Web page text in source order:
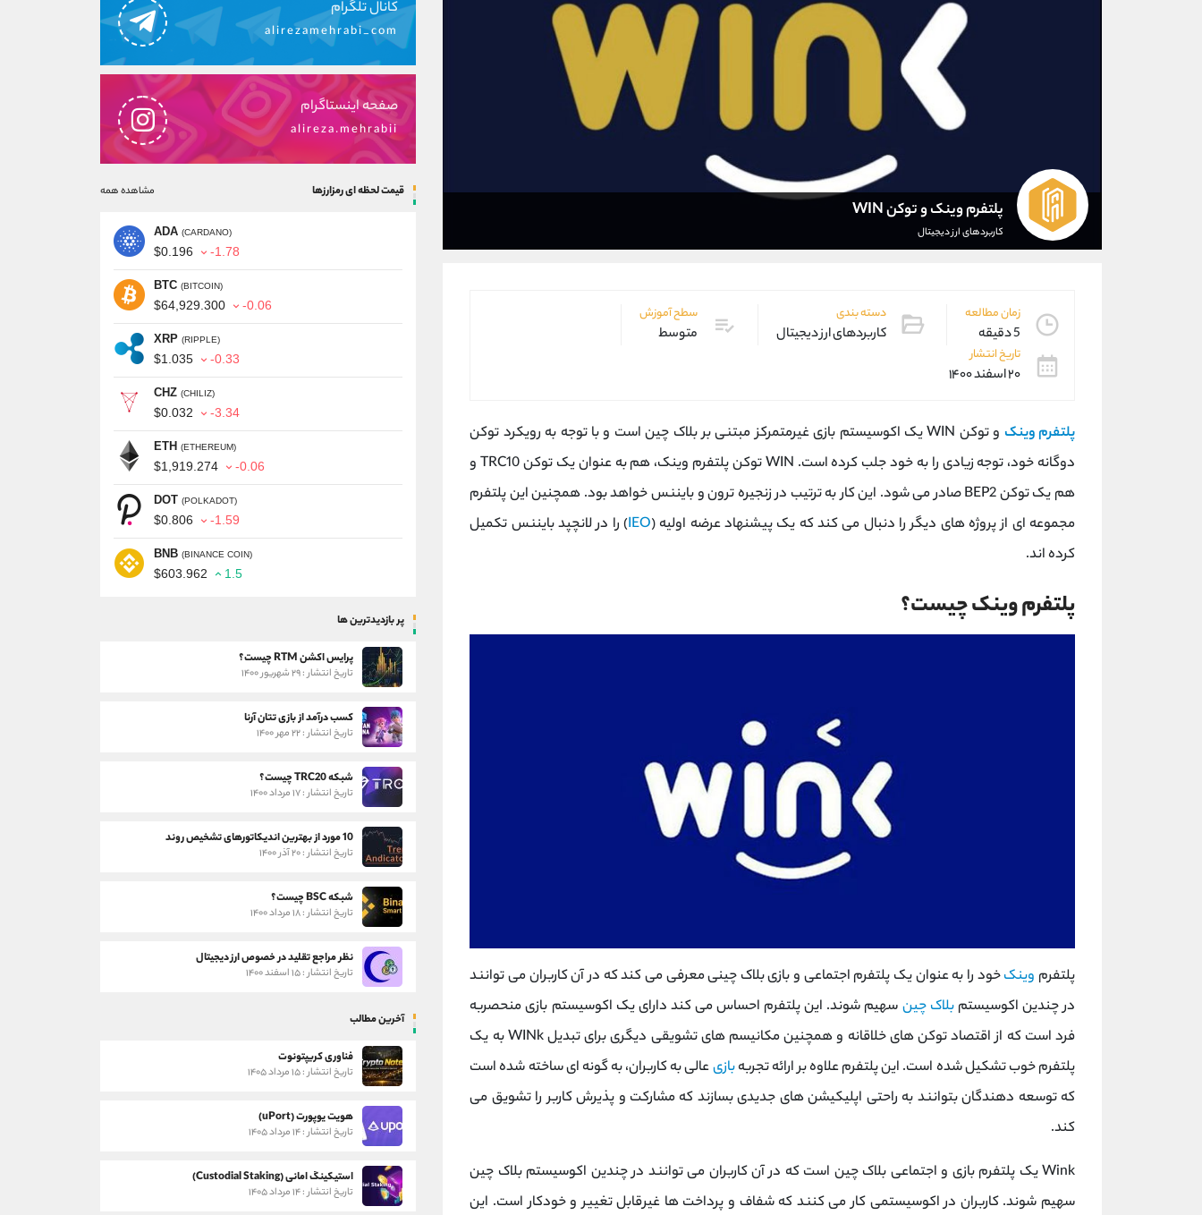
پلتفرم وینک و توکن WIN
کاربردهای ارز دیجیتال
زمان مطالعه
5 دقیقه
دسته بندی
کاربردهای ارز دیجیتال
سطح آموزش
متوسط
تاریخ انتشار
۲۰ اسفند ۱۴۰۰
پلتفرم وینک
و توکن WIN یک اکوسیستم بازی غیرمتمرکز مبتنی بر بلاک چین است و با توجه به رویکرد توکن
دوگانه خود، توجه زیادی را به خود جلب کرده است. WIN توکن پلتفرم وینک، هم به عنوان یک توکن TRC10 و
هم یک توکن BEP2 صادر می شود. این کار به ترتیب در زنجیره ترون و بایننس خواهد بود. همچنین این پلتفرم
مجموعه ‌ای از پروژه ‌های دیگر را دنبال می ‌کند که یک پیشنهاد عرضه اولیه (IEO) را در لانچپد بایننس تکمیل
کرده‌ اند.
پلتفرم وینک چیست؟
پلتفرم وینکخود را به‌ عنوان یک پلتفرم اجتماعی و بازی بلاک‌ چینی معرفی می ‌کند که در آن کاربران می ‌توانند
در چندین اکوسیستمبلاک چین سهیم شوند. این پلتفرم احساس می ‌کند دارای یک اکوسیستم بازی منحصربه
‌فرد است که از اقتصاد توکن ‌های خلاقانه و همچنین مکانیسم‌ های تشویقی دیگری برای تبدیل WINk به یک
پلتفرم خوب تشکیل شده است. این پلتفرم علاوه بر ارائه تجربهبازیعالی به کاربران، به گونه ای ساخته شده است
که توسعه دهندگان بتوانند به راحتی اپلیکیشن های جدیدی بسازند که مشارکت و پذیرش کاربر را تشویق می
کند.
Wink یک پلتفرم بازی و اجتماعی بلاک چین است که در آن کاربران می توانند در چندین اکوسیستم بلاک چین
سهیم شوند. کاربران در اکوسیستمی کار می کنند که شفاف و پرداخت ‌ها غیرقابل تغییر و خودکار است. این
کانال تلگرام
alirezamehrabi_com
صفحه اینستاگرام
alireza.mehrabii
قیمت لحظه ای رمزارزها مشاهده همه
ADA (CARDANO)
$0.196 -1.78
BTC (BITCOIN)
$64,929.300 -0.06
XRP (RIPPLE)
$1.035 -0.33
CHZ (CHILIZ)
$0.032 -3.34
ETH (ETHEREUM)
$1,919.274 -0.06
DOT (POLKADOT)
$0.806 -1.59
BNB (BINANCE COIN)
$603.962 1.5
پر بازدیدترین ها
پرایس اکشن RTM چیست؟
تاریخ انتشار : ۲۹ شهریور ۱۴۰۰
کسب درآمد از بازی تتان آرنا
تاریخ انتشار : ۲۲ مهر ۱۴۰۰
شبکه TRC20 چیست؟
تاریخ انتشار : ۱۷ مرداد ۱۴۰۰
10 مورد از بهترین اندیکاتورهای تشخیص روند
تاریخ انتشار : ۲۰ آذر ۱۴۰۰
شبکه BSC چیست؟
تاریخ انتشار : ۱۸ مرداد ۱۴۰۰
نظر مراجع تقلید در خصوص ارز دیجیتال
تاریخ انتشار : ۱۵ اسفند ۱۴۰۰
آخرین مطالب
فناوری کریپتونوت
تاریخ انتشار : ۱۵ مرداد ۱۴۰۵
هویت یوپورت (uPort)
تاریخ انتشار : ۱۴ مرداد ۱۴۰۵
استیکینگ امانی (Custodial Staking)
تاریخ انتشار : ۱۴ مرداد ۱۴۰۵